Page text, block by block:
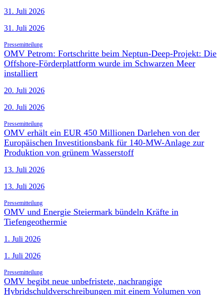
31. Juli 2026
31. Juli 2026
Pressemitteilung
OMV Petrom: Fortschritte beim Neptun-Deep-Projekt: Die
Offshore-Förderplattform wurde im Schwarzen Meer
installiert
20. Juli 2026
20. Juli 2026
Pressemitteilung
OMV erhält ein EUR 450 Millionen Darlehen von der
Europäischen Investitionsbank für 140-MW-Anlage zur
Produktion von grünem Wasserstoff
13. Juli 2026
13. Juli 2026
Pressemitteilung
OMV und Energie Steiermark bündeln Kräfte in
Tiefengeothermie
1. Juli 2026
1. Juli 2026
Pressemitteilung
OMV begibt neue unbefristete, nachrangige
Hybridschuldverschreibungen mit einem Volumen von